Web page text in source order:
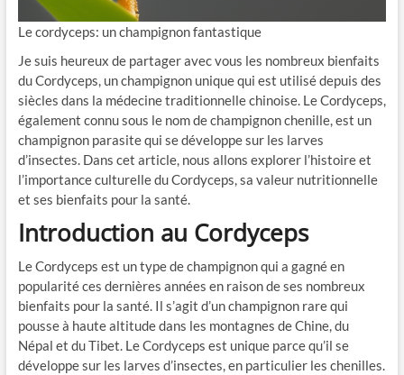
Le cordyceps: un champignon fantastique
Je suis heureux de partager avec vous les nombreux bienfaits
du Cordyceps, un champignon unique qui est utilisé depuis des
siècles dans la médecine traditionnelle chinoise. Le Cordyceps,
également connu sous le nom de champignon chenille, est un
champignon parasite qui se développe sur les larves
d’insectes. Dans cet article, nous allons explorer l’histoire et
l’importance culturelle du Cordyceps, sa valeur nutritionnelle
et ses bienfaits pour la santé.
Introduction au Cordyceps
Le Cordyceps est un type de champignon qui a gagné en
popularité ces dernières années en raison de ses nombreux
bienfaits pour la santé. Il s’agit d’un champignon rare qui
pousse à haute altitude dans les montagnes de Chine, du
Népal et du Tibet. Le Cordyceps est unique parce qu’il se
développe sur les larves d’insectes, en particulier les chenilles.